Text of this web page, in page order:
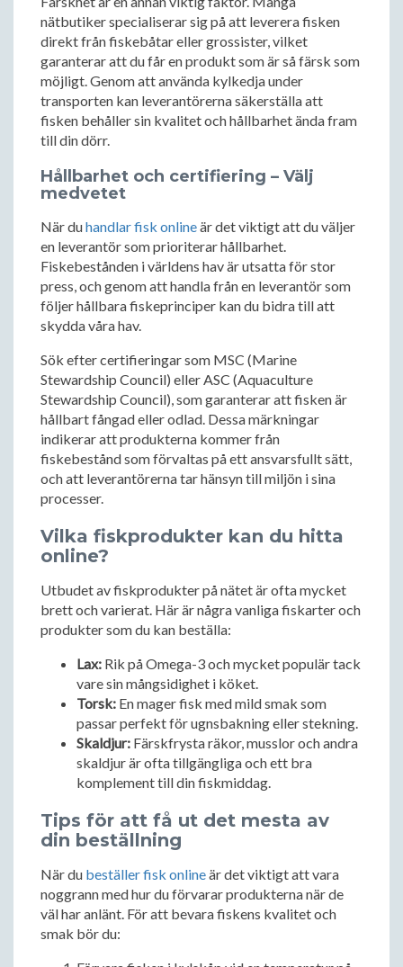
nätbutiker specialiserar sig på att leverera fisken
direkt från fiskebåtar eller grossister, vilket
garanterar att du får en produkt som är så färsk som
möjligt. Genom att använda kylkedja under
transporten kan leverantörerna säkerställa att
fisken behåller sin kvalitet och hållbarhet ända fram
till din dörr.
Hållbarhet och certifiering – Välj
medvetet
När duhandlar fisk onlineär det viktigt att du väljer
en leverantör som prioriterar hållbarhet.
Fiskebestånden i världens hav är utsatta för stor
press, och genom att handla från en leverantör som
följer hållbara fiskeprinciper kan du bidra till att
skydda våra hav.
Sök efter certifieringar som MSC (Marine
Stewardship Council) eller ASC (Aquaculture
Stewardship Council), som garanterar att fisken är
hållbart fångad eller odlad. Dessa märkningar
indikerar att produkterna kommer från
fiskebestånd som förvaltas på ett ansvarsfullt sätt,
och att leverantörerna tar hänsyn till miljön i sina
processer.
Vilka fiskprodukter kan du hitta
online?
Utbudet av fiskprodukter på nätet är ofta mycket
brett och varierat. Här är några vanliga fiskarter och
produkter som du kan beställa:
Lax: Rik på Omega-3 och mycket populär tack
vare sin mångsidighet i köket.
Torsk: En mager fisk med mild smak som
passar perfekt för ugnsbakning eller stekning.
Skaldjur: Färskfrysta räkor, musslor och andra
skaldjur är ofta tillgängliga och ett bra
komplement till din fiskmiddag.
Tips för att få ut det mesta av
din beställning
När du beställer fisk onlineär det viktigt att vara
noggrann med hur du förvarar produkterna när de
väl har anlänt. För att bevara fiskens kvalitet och
smak bör du: